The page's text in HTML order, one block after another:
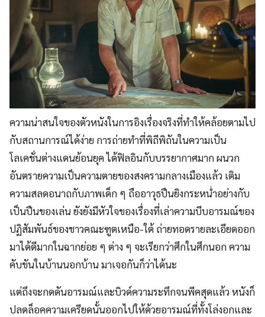
ความน่าสนใจของตัวหนังในการอิงเรื่องจริงที่ทำให้คล้อยตามไป
กับสถานการณ์ได้ง่าย การถ่ายทำที่พิถีพิถันในความเป็น
โลเคชั่นต่างแดนย้อนยุค ได้ฟิลอินกับบรรยากาศมาก ผนวก
อันตรายความเป็นความตายของสงครามกลางเมืองแล้ว เติม
ความสลดอนาถกับภาพเด็ก ๆ ถืออาวุธปืนยิงกระหน่ำอย่างกับ
เป็นปืนของเล่น ยังยังมีหัวใจของเรื่องที่เล่าความบีบอารมณ์ของ
ปฏิสัมพันธ์ของชาวคณะฑูตเหนือ-ใต้ ถ่ายทอดรายละเอียดออก
มาได้ดีมากในฉากย่อย ๆ ต่าง ๆ จะเรียกว่าศึกในศึกนอก ความ
คับขันในบ้านนอกบ้าน มาเจอกันก็ว่าได้นะ
แต่ถึงจะกดดันอารมณ์และบิวด์ความระทึกจนพีคสุดแล้ว หนังก็
ปลดล็อคความเครียดนั้นออกไปให้ด้วยอารมณ์ที่ทั้งโล่งอกและ